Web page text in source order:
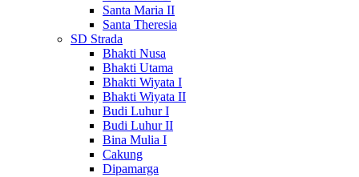
Santa Maria II
Santa Theresia
SD Strada
Bhakti Nusa
Bhakti Utama
Bhakti Wiyata I
Bhakti Wiyata II
Budi Luhur I
Budi Luhur II
Bina Mulia I
Cakung
Dipamarga